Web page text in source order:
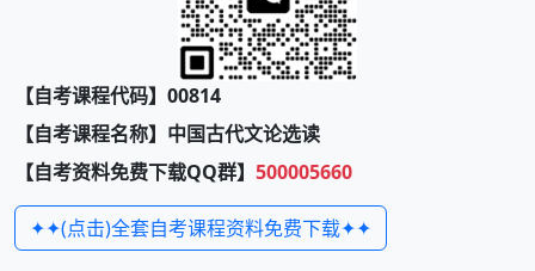
【自考课程代码】00814
【自考课程名称】中国古代文论选读
【自考资料免费下载QQ群】 500005660
✦✦(点击)全套自考课程资料免费下载✦✦